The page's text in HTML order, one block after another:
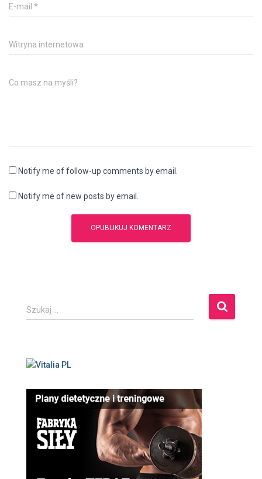
E-mail *
Witryna internetowa
Co masz na myśli?
Notify me of follow-up comments by email.
Notify me of new posts by email.
S
z
a
j
Szukaj …